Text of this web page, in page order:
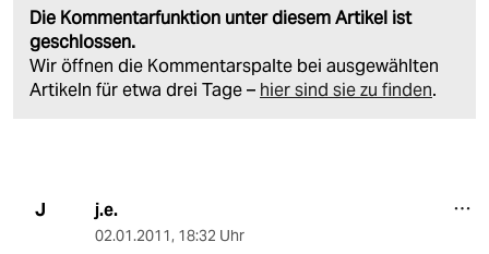
Die Kommentarfunktion unter diesem Artikel ist
geschlossen.
Wir öffnen die Kommentarspalte bei ausgewählten
Artikeln für etwa drei Tage – hier sind sie zu finden.
J j.e.
02.01.2011, 18:32 Uhr